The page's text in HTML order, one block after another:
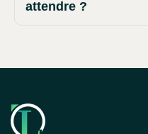
attendre ?